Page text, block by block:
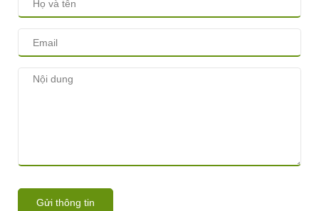
Gửi thông tin